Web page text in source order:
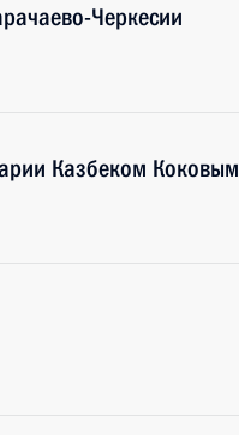
Черкесии
Казбеком Коковым